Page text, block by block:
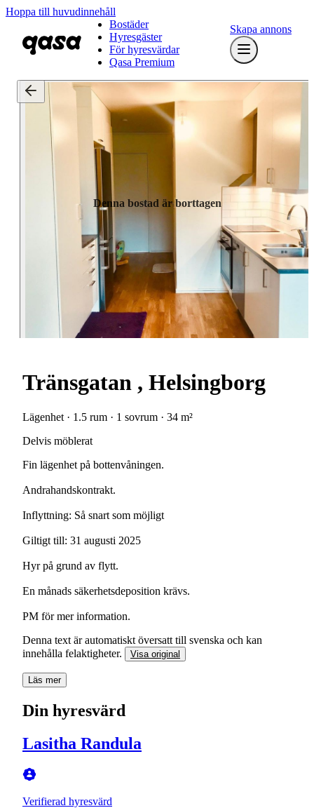
Hoppa till huvudinnehåll
Bostäder
Hyresgäster
För hyresvärdar
Qasa Premium
Skapa annons
Denna bostad är borttagen
Tränsgatan , Helsingborg
Lägenhet · 1.5 rum · 1 sovrum · 34 m²
Delvis möblerat
Fin lägenhet på bottenvåningen.
Andrahandskontrakt.
Inflyttning: Så snart som möjligt
Giltigt till: 31 augusti 2025
Hyr på grund av flytt.
En månads säkerhetsdeposition krävs.
PM för mer information.
Denna text är automatiskt översatt till svenska och kan
innehålla felaktigheter.
Visa original
Läs mer
Din hyresvärd
Lasitha Randula
Verifierad hyresvärd